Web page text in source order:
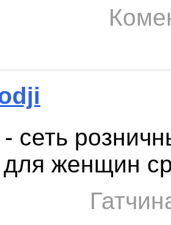
сеть
женщин